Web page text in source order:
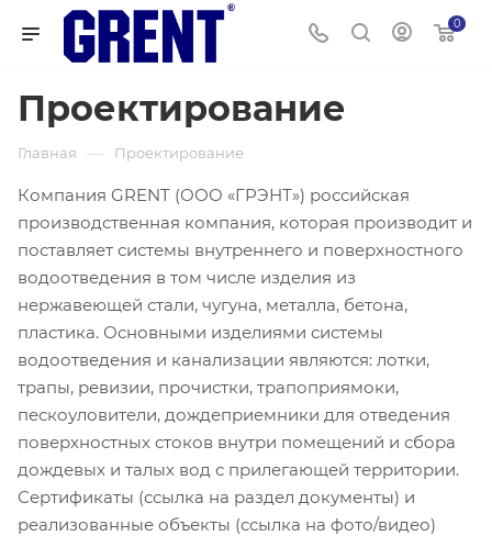
0
Проектирование
Главная — Проектирование
Компания GRENT (ООО «ГРЭНТ») российская
производственная компания, которая производит и
поставляет системы внутреннего и поверхностного
водоотведения в том числе изделия из
нержавеющей стали, чугуна, металла, бетона,
пластика. Основными изделиями системы
водоотведения и канализации являются: лотки,
трапы, ревизии, прочистки, трапоприямоки,
пескоуловители, дождеприемники для отведения
поверхностных стоков внутри помещений и сбора
дождевых и талых вод с прилегающей территории.
Сертификаты (ссылка на раздел документы) и
реализованные объекты (ссылка на фото/видео)